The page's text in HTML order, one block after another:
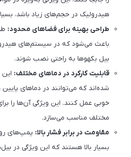
هیدرولیک در حجم‌های زیاد باشد،
طراحی بهینه برای فضاهای محدود:
باعث می‌شود که در سیستم‌های
بیل بکهوها به راحتی نصب شوند.
قابلیت کارکرد در دماهای مختلف:
شده‌اند که می‌توانند در دماهای
خوبی عمل کنند. این ویژگی آن‌ها را
مختلف مناسب می‌سازد.
مقاومت در برابر فشار بالا: پمپ‌های
بسیار بالا هستند که این ویژگی در